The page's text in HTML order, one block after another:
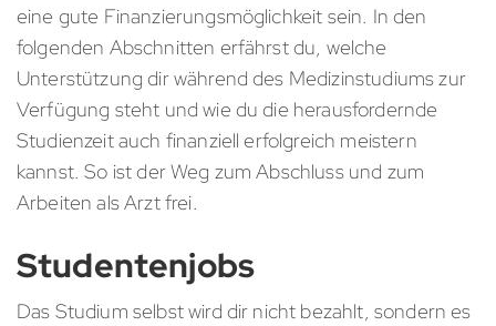
eine gute Finanzierungsmöglichkeit sein. In den
folgenden Abschnitten erfährst du, welche
Unterstützung dir während des Medizinstudiums zur
Verfügung steht und wie du die herausfordernde
Studienzeit auch finanziell erfolgreich meistern
kannst. So ist der Weg zum Abschluss und zum
Arbeiten als Arzt frei.
Studentenjobs
Das Studium selbst wird dir nicht bezahlt, sondern es